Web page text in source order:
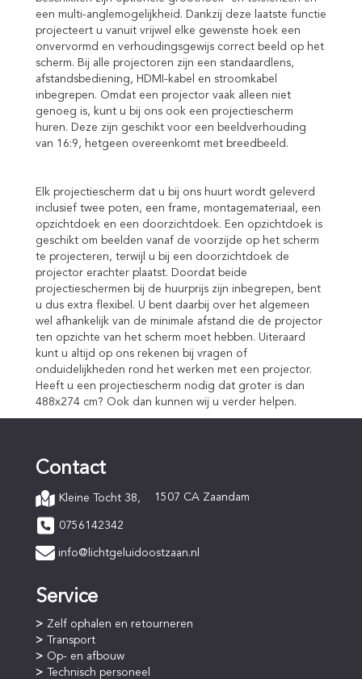
een multi-anglemogelijkheid. Dankzij deze laatste functie
projecteert u vanuit vrijwel elke gewenste hoek een
onvervormd en verhoudingsgewijs correct beeld op het
scherm. Bij alle projectoren zijn een standaardlens,
afstandsbediening, HDMI-kabel en stroomkabel
inbegrepen. Omdat een projector vaak alleen niet
genoeg is, kunt u bij ons ook een projectiescherm
huren. Deze zijn geschikt voor een beeldverhouding
van 16:9, hetgeen overeenkomt met breedbeeld.
Elk projectiescherm dat u bij ons huurt wordt geleverd
inclusief twee poten, een frame, montagemateriaal, een
opzichtdoek en een doorzichtdoek. Een opzichtdoek is
geschikt om beelden vanaf de voorzijde op het scherm
te projecteren, terwijl u bij een doorzichtdoek de
projector erachter plaatst. Doordat beide
projectieschermen bij de huurprijs zijn inbegrepen, bent
u dus extra flexibel. U bent daarbij over het algemeen
wel afhankelijk van de minimale afstand die de projector
ten opzichte van het scherm moet hebben. Uiteraard
kunt u altijd op ons rekenen bij vragen of
onduidelijkheden rond het werken met een projector.
Heeft u een projectiescherm nodig dat groter is dan
488x274 cm? Ook dan kunnen wij u verder helpen.
Contact
Kleine Tocht 38, 1507 CA Zaandam
0756142342
info@lichtgeluidoostzaan.nl
Service
Zelf ophalen en retourneren
Transport
Op- en afbouw
Technisch personeel